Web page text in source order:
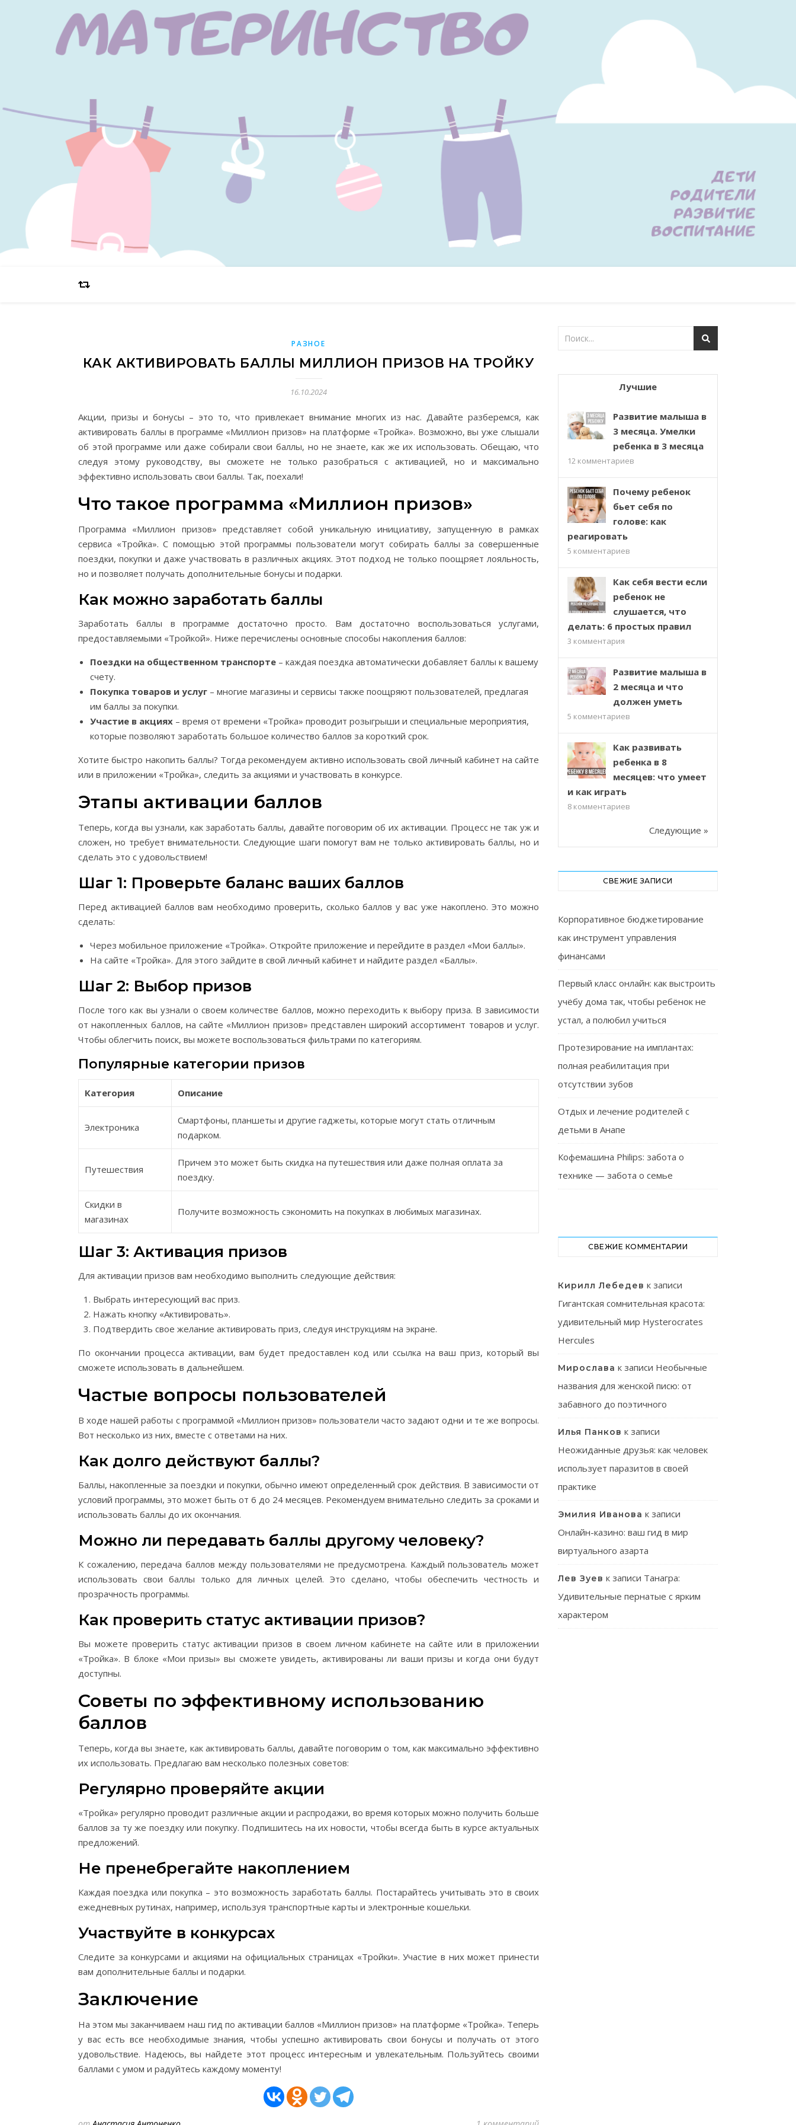
РАЗНОЕ
КАК АКТИВИРОВАТЬ БАЛЛЫ МИЛЛИОН ПРИЗОВ НА ТРОЙКУ
16.10.2024
Акции, призы и бонусы – это то, что привлекает внимание многих из нас. Давайте разберемся, как
активировать баллы в программе «Миллион призов» на платформе «Тройка». Возможно, вы уже слышали
об этой программе или даже собирали свои баллы, но не знаете, как же их использовать. Обещаю, что
следуя этому руководству, вы сможете не только разобраться с активацией, но и максимально
эффективно использовать свои баллы. Так, поехали!
Что такое программа «Миллион призов»
Программа «Миллион призов» представляет собой уникальную инициативу, запущенную в рамках
сервиса «Тройка». С помощью этой программы пользователи могут собирать баллы за совершенные
поездки, покупки и даже участвовать в различных акциях. Этот подход не только поощряет лояльность,
но и позволяет получать дополнительные бонусы и подарки.
Как можно заработать баллы
Заработать баллы в программе достаточно просто. Вам достаточно воспользоваться услугами,
предоставляемыми «Тройкой». Ниже перечислены основные способы накопления баллов:
Поездки на общественном транспорте – каждая поездка автоматически добавляет баллы к вашему
счету.
Покупка товаров и услуг – многие магазины и сервисы также поощряют пользователей, предлагая
им баллы за покупки.
Участие в акциях – время от времени «Тройка» проводит розыгрыши и специальные мероприятия,
которые позволяют заработать большое количество баллов за короткий срок.
Хотите быстро накопить баллы? Тогда рекомендуем активно использовать свой личный кабинет на сайте
или в приложении «Тройка», следить за акциями и участвовать в конкурсе.
Этапы активации баллов
Теперь, когда вы узнали, как заработать баллы, давайте поговорим об их активации. Процесс не так уж и
сложен, но требует внимательности. Следующие шаги помогут вам не только активировать баллы, но и
сделать это с удовольствием!
Шаг 1: Проверьте баланс ваших баллов
Перед активацией баллов вам необходимо проверить, сколько баллов у вас уже накоплено. Это можно
сделать:
Через мобильное приложение «Тройка». Откройте приложение и перейдите в раздел «Мои баллы».
На сайте «Тройка». Для этого зайдите в свой личный кабинет и найдите раздел «Баллы».
Шаг 2: Выбор призов
После того как вы узнали о своем количестве баллов, можно переходить к выбору приза. В зависимости
от накопленных баллов, на сайте «Миллион призов» представлен широкий ассортимент товаров и услуг.
Чтобы облегчить поиск, вы можете воспользоваться фильтрами по категориям.
Популярные категории призов
Категория Описание
Электроника
Смартфоны, планшеты и другие гаджеты, которые могут стать отличным
подарком.
Путешествия
Причем это может быть скидка на путешествия или даже полная оплата за
поездку.
Скидки в
магазинах
Получите возможность сэкономить на покупках в любимых магазинах.
Шаг 3: Активация призов
Для активации призов вам необходимо выполнить следующие действия:
Выбрать интересующий вас приз.
Нажать кнопку «Активировать».
Подтвердить свое желание активировать приз, следуя инструкциям на экране.
По окончании процесса активации, вам будет предоставлен код или ссылка на ваш приз, который вы
сможете использовать в дальнейшем.
Частые вопросы пользователей
В ходе нашей работы с программой «Миллион призов» пользователи часто задают одни и те же вопросы.
Вот несколько из них, вместе с ответами на них.
Как долго действуют баллы?
Баллы, накопленные за поездки и покупки, обычно имеют определенный срок действия. В зависимости от
условий программы, это может быть от 6 до 24 месяцев. Рекомендуем внимательно следить за сроками и
использовать баллы до их окончания.
Можно ли передавать баллы другому человеку?
К сожалению, передача баллов между пользователями не предусмотрена. Каждый пользователь может
использовать свои баллы только для личных целей. Это сделано, чтобы обеспечить честность и
прозрачность программы.
Как проверить статус активации призов?
Вы можете проверить статус активации призов в своем личном кабинете на сайте или в приложении
«Тройка». В блоке «Мои призы» вы сможете увидеть, активированы ли ваши призы и когда они будут
доступны.
Советы по эффективному использованию
баллов
Теперь, когда вы знаете, как активировать баллы, давайте поговорим о том, как максимально эффективно
их использовать. Предлагаю вам несколько полезных советов:
Регулярно проверяйте акции
«Тройка» регулярно проводит различные акции и распродажи, во время которых можно получить больше
баллов за ту же поездку или покупку. Подпишитесь на их новости, чтобы всегда быть в курсе актуальных
предложений.
Не пренебрегайте накоплением
Каждая поездка или покупка – это возможность заработать баллы. Постарайтесь учитывать это в своих
ежедневных рутинах, например, используя транспортные карты и электронные кошельки.
Участвуйте в конкурсах
Следите за конкурсами и акциями на официальных страницах «Тройки». Участие в них может принести
вам дополнительные баллы и подарки.
Заключение
На этом мы заканчиваем наш гид по активации баллов «Миллион призов» на платформе «Тройка». Теперь
у вас есть все необходимые знания, чтобы успешно активировать свои бонусы и получать от этого
удовольствие. Надеюсь, вы найдете этот процесс интересным и увлекательным. Пользуйтесь своими
баллами с умом и радуйтесь каждому моменту!
Лучшие
Развитие малыша в
3 месяца. Умелки
ребенка в 3 месяца
12 комментариев
Почему ребенок
бьет себя по
голове: как
реагировать
5 комментариев
Как себя вести если
ребенок не
слушается, что
делать: 6 простых правил
3 комментария
Развитие малыша в
2 месяца и что
должен уметь
5 комментариев
Как развивать
ребенка в 8
месяцев: что умеет
и как играть
8 комментариев
Следующие »
СВЕЖИЕ ЗАПИСИ
Корпоративное бюджетирование
как инструмент управления
финансами
Первый класс онлайн: как выстроить
учёбу дома так, чтобы ребёнок не
устал, а полюбил учиться
Протезирование на имплантах:
полная реабилитация при
отсутствии зубов
Отдых и лечение родителей с
детьми в Анапе
Кофемашина Philips: забота о
технике — забота о семье
СВЕЖИЕ КОММЕНТАРИИ
Кирилл Лебедев к записи
Гигантская сомнительная красота:
удивительный мир Hysterocrates
Hercules
Мирослава к записи Необычные
названия для женской писю: от
забавного до поэтичного
Илья Панков к записи
Неожиданные друзья: как человек
использует паразитов в своей
практике
Эмилия Иванова к записи
Онлайн-казино: ваш гид в мир
виртуального азарта
Лев Зуев к записи Танагра:
Удивительные пернатые с ярким
характером